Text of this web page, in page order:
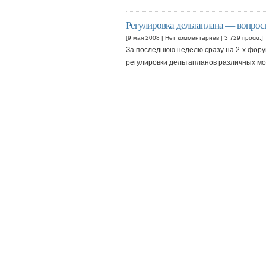
Регулировка дельтаплана —
[9 мая 2008 | Нет комментариев | 3 729 просм.]
За последнюю неделю сразу на 2-х
регулировки дельтапланов различных